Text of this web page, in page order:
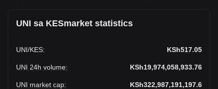
UNI sa KESmarket statistics
UNI/KES: KSh517.05
UNI 24h volume: KSh19,974,058,933.76
UNI market cap: KSh322,987,191,197.6